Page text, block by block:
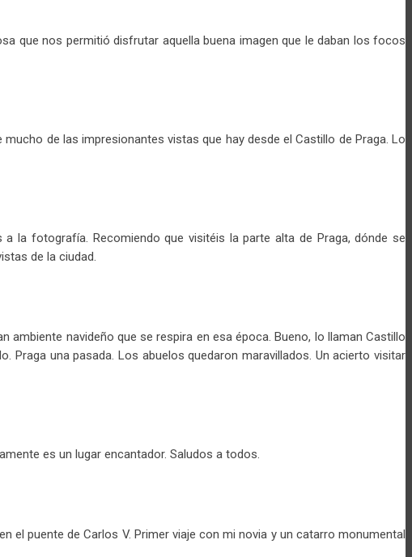
que nos permitió disfrutar aquella buena imagen que le daban los focos
de las impresionantes vistas que hay desde el Castillo de Praga. Lo
la fotografía. Recomiendo que visitéis la parte alta de Praga, dónde se
de la ciudad.
navideño que se respira en esa época. Bueno, lo llaman Castillo
una pasada. Los abuelos quedaron maravillados. Un acierto visitar
es un lugar encantador. Saludos a todos.
el puente de Carlos V. Primer viaje con mi novia y un catarro monumental